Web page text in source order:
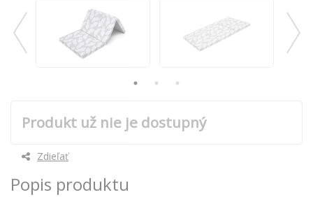
Produkt už nie je dostupný
Zdieľať
Popis produktu